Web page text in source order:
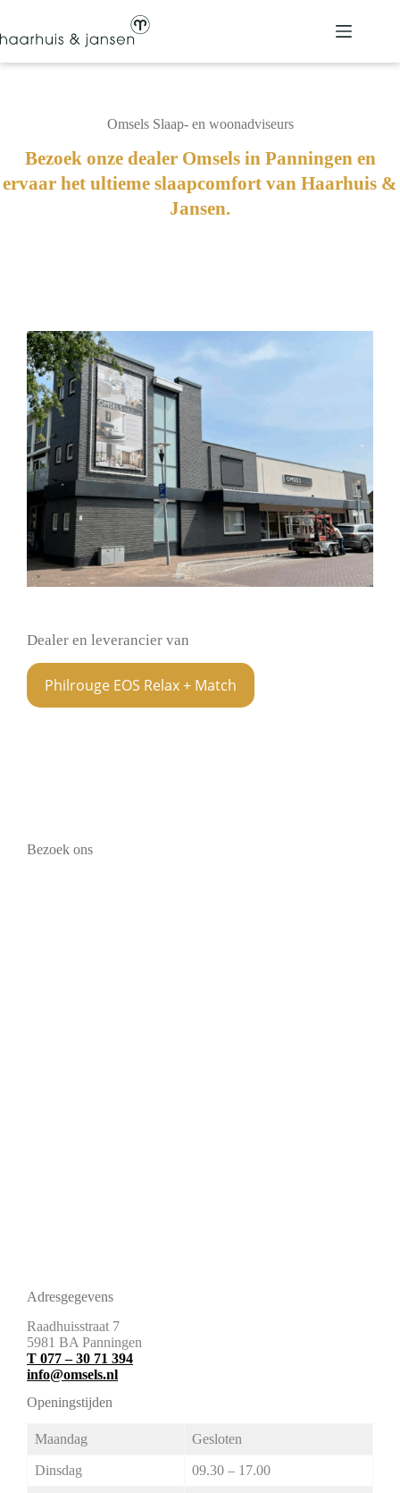
de
Omsels Slaap- en woonadviseurs
Bezoek onze dealer Omsels in Panningen en
ervaar het ultieme slaapcomfort van Haarhuis &
Jansen.
Dealer en leverancier van
Philrouge EOS Relax + Match
Bezoek ons
Adresgegevens
Raadhuisstraat 7
5981 BA Panningen
T 077 – 30 71 394
info@omsels.nl
Openingstijden
Maandag Gesloten
Dinsdag 09.30 – 17.00